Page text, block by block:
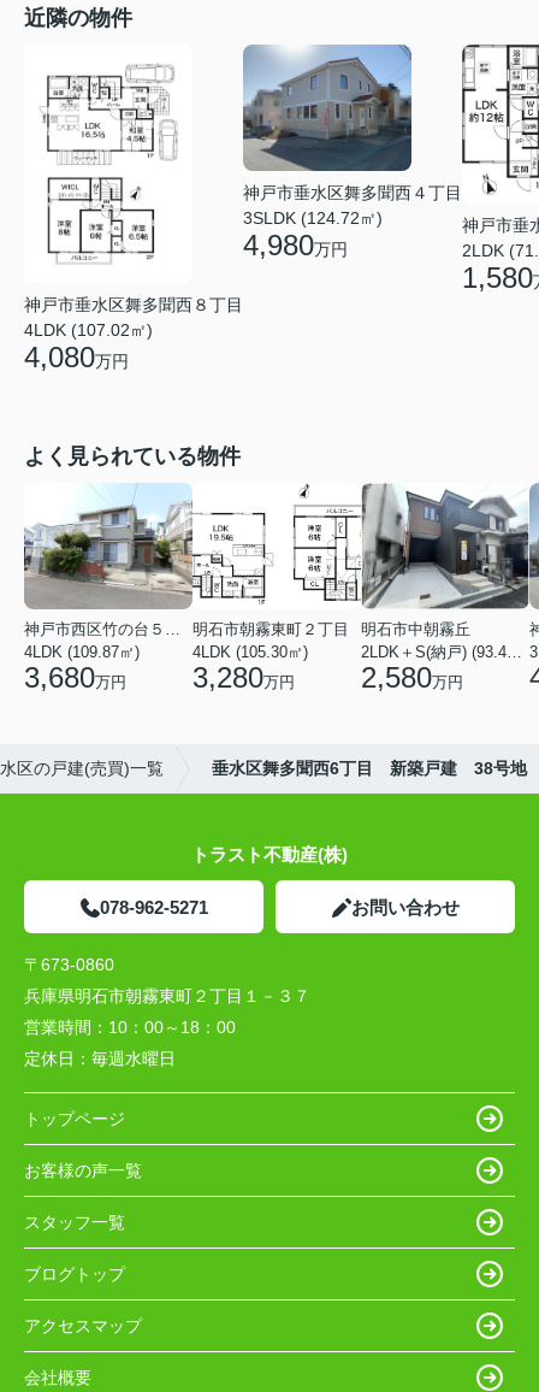
近隣の物件
神戸市垂水区舞多聞西８丁目
4LDK (107.02㎡)
4,080万円
神戸市垂水区舞多聞西４丁目
3SLDK (124.72㎡)
4,980万円
神戸市垂
2LDK
1,580
よく見られている物件
神戸市西区竹の台５丁目
4LDK (109.87㎡)
3,680万円
明石市朝霧東町２丁目
4LDK (105.30㎡)
3,280万円
明石市中朝霧丘
2LDK＋S(納戸) (93.42㎡)
2,580万円
区の戸建(売買)一覧 垂水区舞多聞西6丁目 新築戸建 38号地
トラスト不動産(株)
078-962-5271 お問い合わせ
〒673-0860
兵庫県明石市朝霧東町２丁目１－３７
営業時間： 10：00～18：00
定休日： 毎週水曜日
トップページ
お客様の声一覧
スタッフ一覧
ブログトップ
アクセスマップ
会社概要